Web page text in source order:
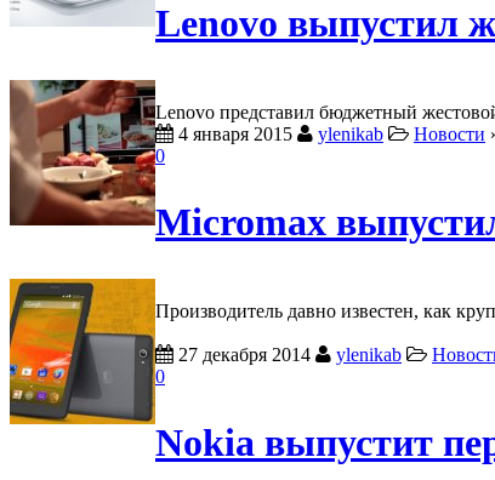
Lenovo выпустил
Lenovo представил бюджетный
4 января 2015
ylenikab Новости
0
Micromax
Производитель давно известен, как
27 декабря 2014 ylenikab
0
Nokia выпустит